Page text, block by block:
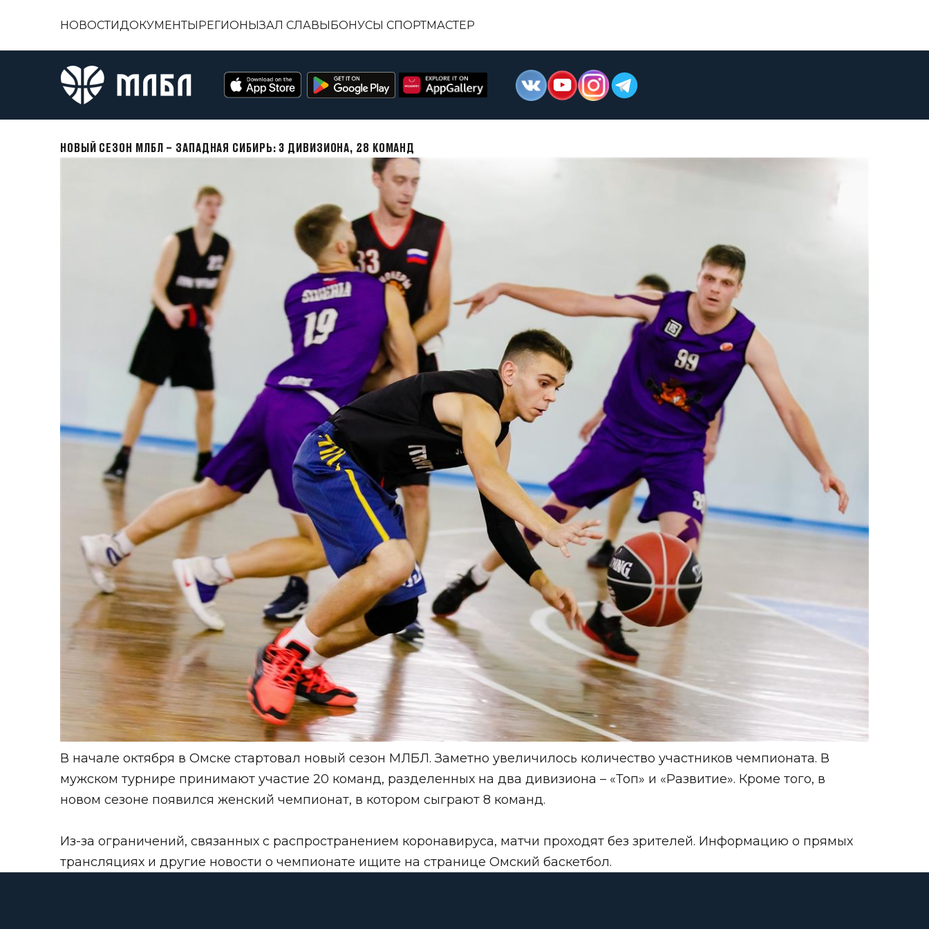
НОВОСТИДОКУМЕНТЫРЕГИОНЫЗАЛ СЛАВЫБОНУСЫ СПОРТМАСТЕР
НОВЫЙ СЕЗОН МЛБЛ – ЗАПАДНАЯ СИБИРЬ: 3 ДИВИЗИОНА, 28 КОМАНД
В начале октября в Омске стартовал новый сезон МЛБЛ. Заметно увеличилось количество участников чемпионата. В
мужском турнире принимают участие 20 команд, разделенных на два дивизиона – «Топ» и «Развитие». Кроме того, в
новом сезоне появился женский чемпионат, в котором сыграют 8 команд.
Из-за ограничений, связанных с распространением коронавируса, матчи проходят без зрителей. Информацию о прямых
трансляциях и другие новости о чемпионате ищите на странице Омский баскетбол.